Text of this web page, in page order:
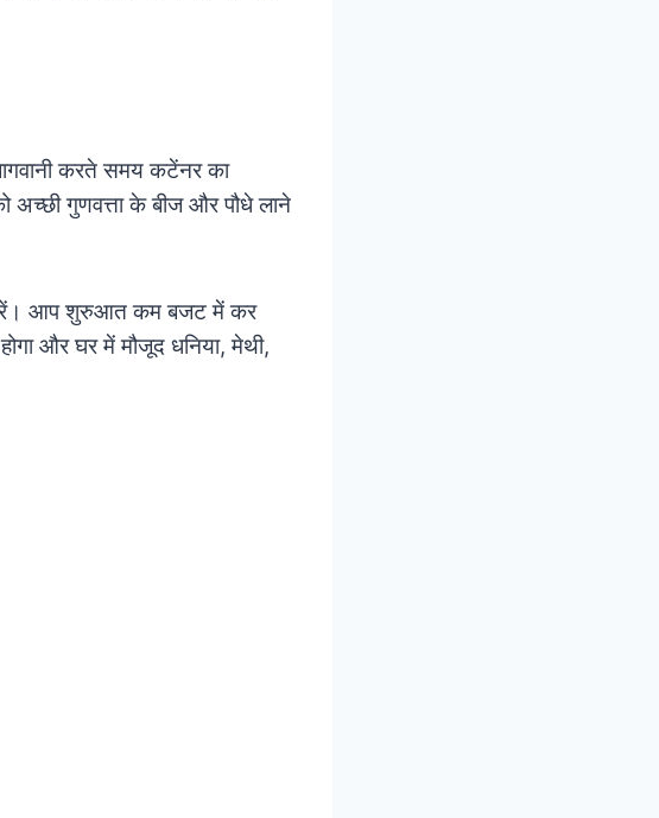
करते समय कटेंनर का
अच्छी गुणवत्ता के बीज और पौधे लाने
करें। आप शुरुआत कम बजट में कर
और घर में मौजूद धनिया, मेथी,